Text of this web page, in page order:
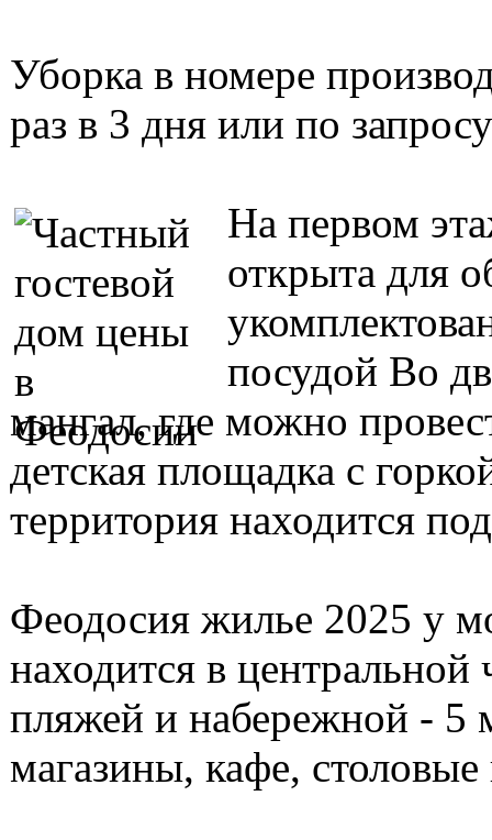
Уборка в номере
раз в 3 дня или по
На первом
открыта для
посудой Во
мангал, где можно
детская площадка с
территория находится
Феодосия жилье 2025 у
находится в
пляжей и набережной - 5
магазины, кафе, столовые